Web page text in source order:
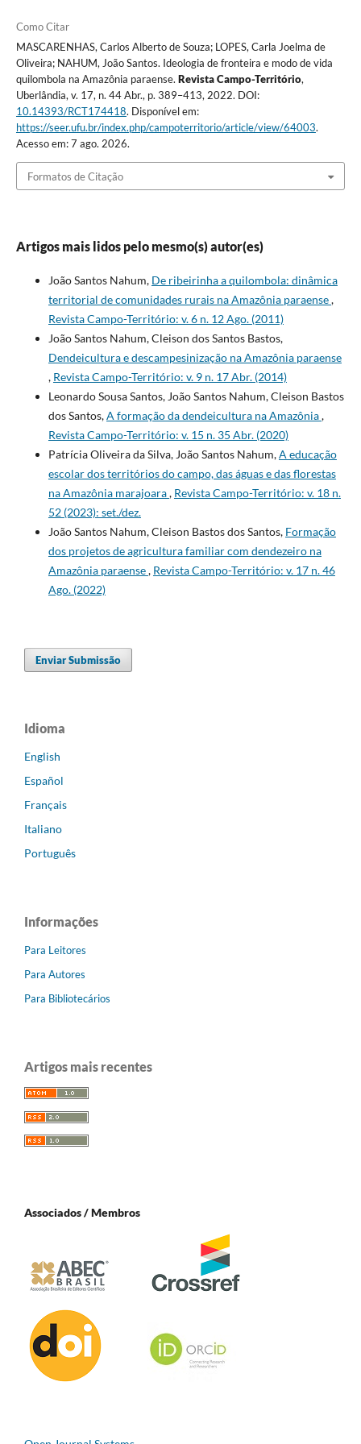
Como Citar
MASCARENHAS, Carlos Alberto de Souza; LOPES, Carla Joelma de
Oliveira; NAHUM, João Santos. Ideologia de fronteira e modo de vida
quilombola na Amazônia paraense. Revista Campo-Território,
Uberlândia, v. 17, n. 44 Abr., p. 389–413, 2022. DOI:
10.14393/RCT174418. Disponível em:
https://seer.ufu.br/index.php/campoterritorio/article/view/64003.
Acesso em: 7 ago. 2026.
Formatos de Citação
Artigos mais lidos pelo mesmo(s) autor(es)
João Santos Nahum, De ribeirinha a quilombola: dinâmica
territorial de comunidades rurais na Amazônia paraense,
Revista Campo-Território: v. 6 n. 12 Ago. (2011)
João Santos Nahum, Cleison dos Santos Bastos,
Dendeicultura e descampesinização na Amazônia paraense
, Revista Campo-Território: v. 9 n. 17 Abr. (2014)
Leonardo Sousa Santos, João Santos Nahum, Cleison Bastos
dos Santos,A formação da dendeicultura na Amazônia,
Revista Campo-Território: v. 15 n. 35 Abr. (2020)
Patrícia Oliveira da Silva, João Santos Nahum,A educação
escolar dos territórios do campo, das águas e das florestas
na Amazônia marajoara, Revista Campo-Território: v. 18 n.
52 (2023): set./dez.
João Santos Nahum, Cleison Bastos dos Santos, Formação
dos projetos de agricultura familiar com dendezeiro na
Amazônia paraense, Revista Campo-Território: v. 17 n. 46
Ago. (2022)
Enviar Submissão
Idioma
English
Español
Français
Italiano
Português
Informações
Para Leitores
Para Autores
Para Bibliotecários
Artigos mais recentes
Associados / Membros